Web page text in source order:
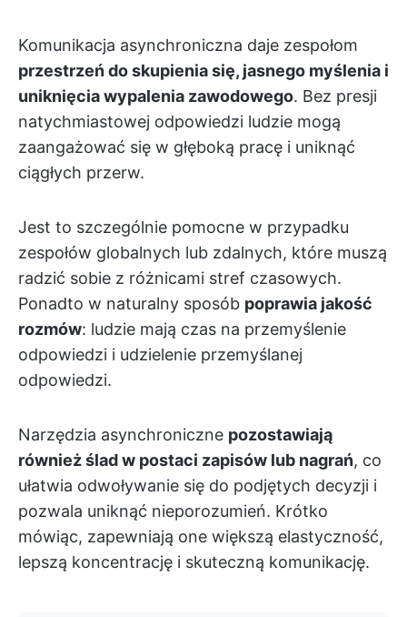
Komunikacja asynchroniczna daje zespołom
przestrzeń do skupienia się, jasnego myślenia i
uniknięcia wypalenia zawodowego. Bez presji
natychmiastowej odpowiedzi ludzie mogą
zaangażować się w głęboką pracę i uniknąć
ciągłych przerw.
Jest to szczególnie pomocne w przypadku
zespołów globalnych lub zdalnych, które muszą
radzić sobie z różnicami stref czasowych.
Ponadto w naturalny sposób poprawia jakość
rozmów: ludzie mają czas na przemyślenie
odpowiedzi i udzielenie przemyślanej
odpowiedzi.
Narzędzia asynchroniczne pozostawiają
również ślad w postaci zapisów lub nagrań, co
ułatwia odwoływanie się do podjętych decyzji i
pozwala uniknąć nieporozumień. Krótko
mówiąc, zapewniają one większą elastyczność,
lepszą koncentrację i skuteczną komunikację.